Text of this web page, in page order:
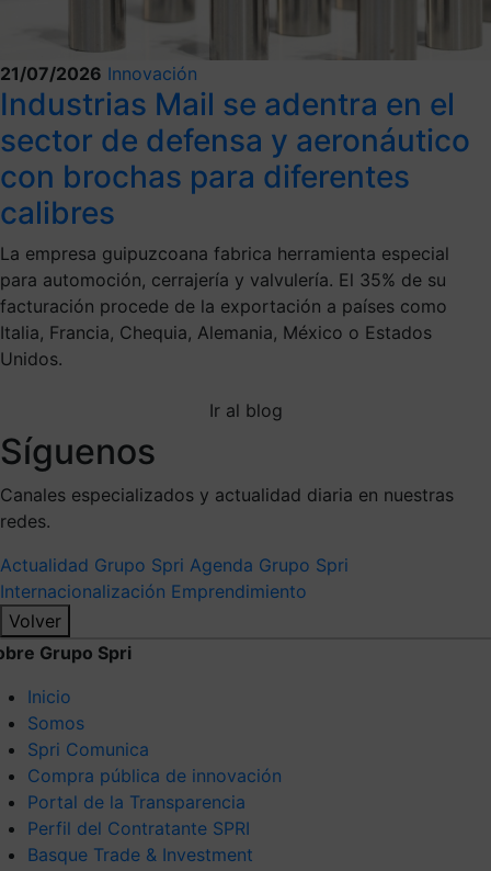
21/07/2026 Innovación
Industrias Mail se adentra en el
sector de defensa y aeronáutico
con brochas para diferentes
calibres
La empresa guipuzcoana fabrica herramienta especial
para automoción, cerrajería y valvulería. El 35% de su
facturación procede de la exportación a países como
Italia, Francia, Chequia, Alemania, México o Estados
Unidos.
Ir al blog
Síguenos
Canales especializados y actualidad diaria en nuestras
redes.
Actualidad Grupo Spri Agenda Grupo Spri
Internacionalización Emprendimiento
Volver
Grupo Spri
Inicio
Somos
Spri Comunica
Compra pública de innovación
Portal de la Transparencia
Perfil del Contratante SPRI
Basque Trade & Investment